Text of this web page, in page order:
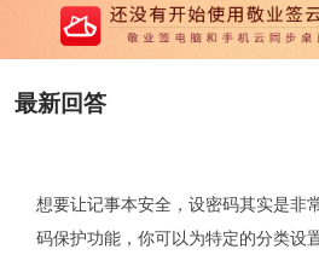
最新回答
想要让记事本安全，设密码其实是非
码保护功能，你可以为特定的分类设